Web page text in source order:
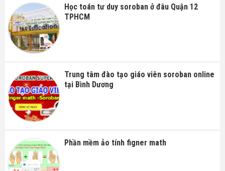
Học toán tư duy soroban ở đâu Quận 12
TPHCM
Trung tâm đào tạo giáo viên soroban online
tại Bình Dương
Phần mềm ảo tính figner math